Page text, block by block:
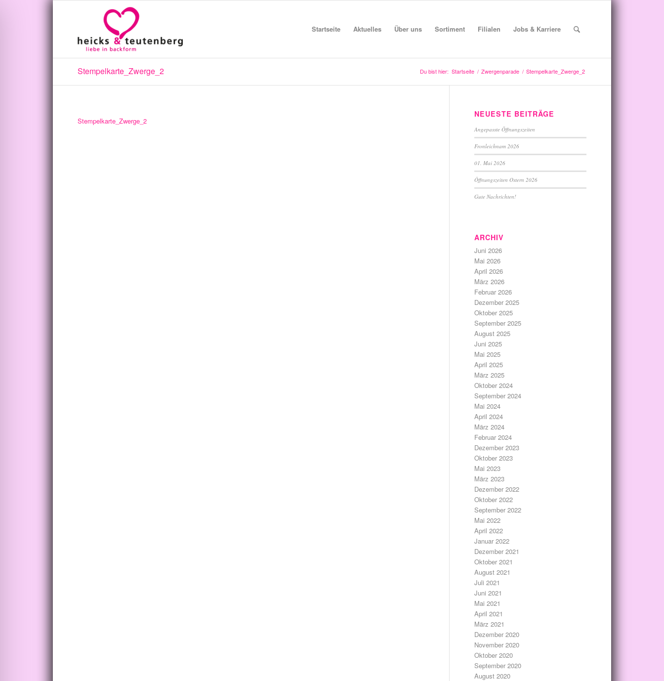
Startseite Aktuelles Über uns Sortiment Filialen Jobs & Karriere
Stempelkarte_Zwerge_2 Du bist hier: Startseite / Zwergenparade / Stempelkarte_Zwerge_2
Stempelkarte_Zwerge_2
NEUESTE BEITRÄGE
Angepasste Öffnungszeiten
Fronleichnam 2026
01. Mai 2026
Öffnungszeiten Ostern 2026
Gute Nachrichten!
ARCHIV
Juni 2026
Mai 2026
April 2026
März 2026
Februar 2026
Dezember 2025
Oktober 2025
September 2025
August 2025
Juni 2025
Mai 2025
April 2025
März 2025
Oktober 2024
September 2024
Mai 2024
April 2024
März 2024
Februar 2024
Dezember 2023
Oktober 2023
Mai 2023
März 2023
Dezember 2022
Oktober 2022
September 2022
Mai 2022
April 2022
Januar 2022
Dezember 2021
Oktober 2021
August 2021
Juli 2021
Juni 2021
Mai 2021
April 2021
März 2021
Dezember 2020
November 2020
Oktober 2020
September 2020
August 2020